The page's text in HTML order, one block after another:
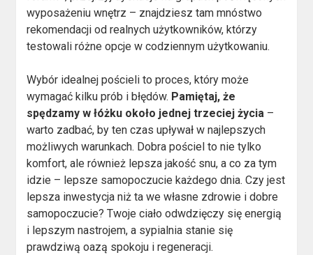
wyposażeniu wnętrz – znajdziesz tam mnóstwo
rekomendacji od realnych użytkowników, którzy
testowali różne opcje w codziennym użytkowaniu.
Wybór idealnej pościeli to proces, który może
wymagać kilku prób i błędów. Pamiętaj, że
spędzamy w łóżku około jednej trzeciej życia –
warto zadbać, by ten czas upływał w najlepszych
możliwych warunkach. Dobra pościel to nie tylko
komfort, ale również lepsza jakość snu, a co za tym
idzie – lepsze samopoczucie każdego dnia. Czy jest
lepsza inwestycja niż ta we własne zdrowie i dobre
samopoczucie? Twoje ciało odwdzięczy się energią
i lepszym nastrojem, a sypialnia stanie się
prawdziwą oazą spokoju i regeneracji.